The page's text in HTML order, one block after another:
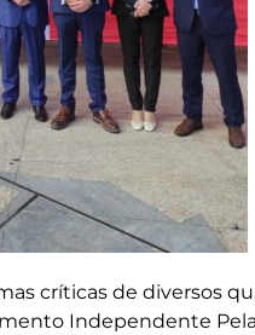
críticas de diversos
Independente